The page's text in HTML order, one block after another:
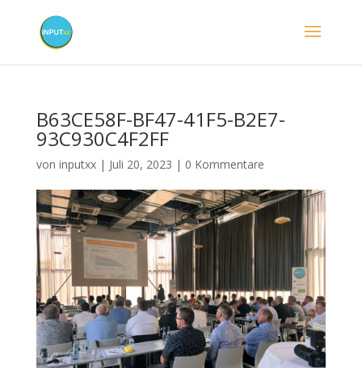
B63CE58F-BF47-41F5-B2E7-
93C930C4F2FF
von inputxx| Juli 20, 2023 | 0 Kommentare